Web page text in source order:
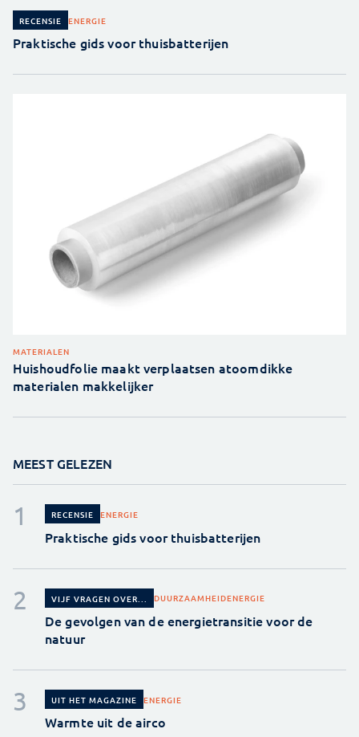
RECENSIE ENERGIE
Praktische gids voor thuisbatterijen
MATERIALEN
Huishoudfolie maakt verplaatsen atoomdikke
materialen makkelijker
MEEST GELEZEN
RECENSIE ENERGIE
Praktische gids voor thuisbatterijen
VIJF VRAGEN OVER... DUURZAAMHEIDENERGIE
De gevolgen van de energietransitie voor de
natuur
UIT HET MAGAZINE ENERGIE
Warmte uit de airco